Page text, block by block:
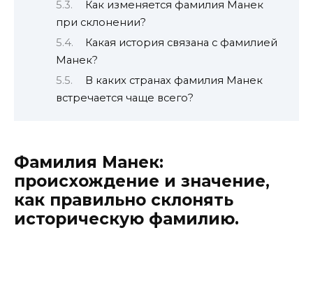
Как изменяется фамилия Манек
при склонении?
Какая история связана с фамилией
Манек?
В каких странах фамилия Манек
встречается чаще всего?
Фамилия Манек:
происхождение и значение,
как правильно склонять
историческую фамилию.